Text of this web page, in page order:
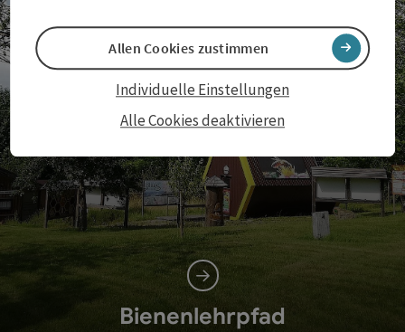
Bienenlehrpfad
Alle Cookies deaktivieren
Individuelle Einstellungen
Allen Cookies zustimmen